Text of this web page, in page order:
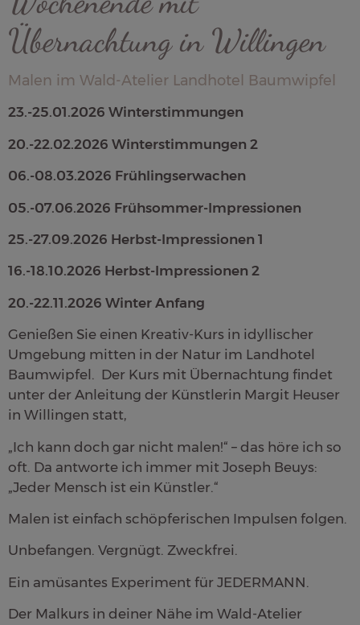
Übernachtung in Willingen
Malen im Wald-Atelier Landhotel Baumwipfel
23.-25.01.2026 Winterstimmungen
20.-22.02.2026 Winterstimmungen 2
06.-08.03.2026 Frühlingserwachen
05.-07.06.2026 Frühsommer-Impressionen
25.-27.09.2026 Herbst-Impressionen 1
16.-18.10.2026 Herbst-Impressionen 2
20.-22.11.2026 Winter Anfang
Genießen Sie einen Kreativ-Kurs in idyllischer
Umgebung mitten in der Natur im Landhotel
Baumwipfel. Der Kurs mit Übernachtung findet
unter der Anleitung der Künstlerin Margit Heuser
in Willingen statt,
„Ich kann doch gar nicht malen!“ – das höre ich so
oft. Da antworte ich immer mit Joseph Beuys:
„Jeder Mensch ist ein Künstler.“
Malen ist einfach schöpferischen Impulsen folgen.
Unbefangen. Vergnügt. Zweckfrei.
Ein amüsantes Experiment für JEDERMANN.
Der Malkurs in deiner Nähe im Wald-Atelier